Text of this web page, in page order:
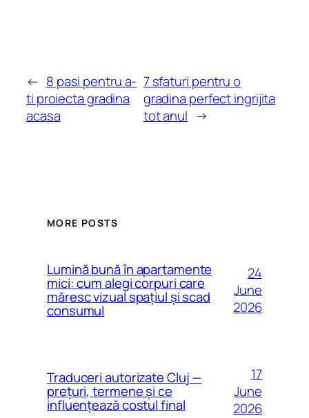
← 8 pasi pentru a-
ti proiecta gradina
acasa
7 sfaturi pentru o
gradina perfect ingrijita
tot anul →
MORE POSTS
Lumină bună în apartamente
mici: cum alegi corpuri care
măresc vizual spațiul și scad
consumul
24
June
2026
Traduceri autorizate Cluj —
prețuri, termene și ce
influențează costul final
17
June
2026